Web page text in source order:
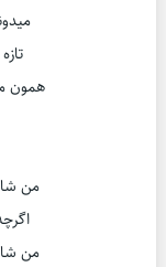
همون
من
من